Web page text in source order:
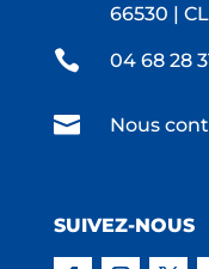
66530 |
 04 68 28
 Nous
SUIVEZ-NOUS